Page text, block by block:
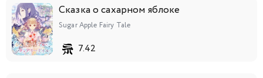
148 149 150 151
155 156
Сказка о сахарном яблоке
Sugar Apple Fairy Tale
7.42